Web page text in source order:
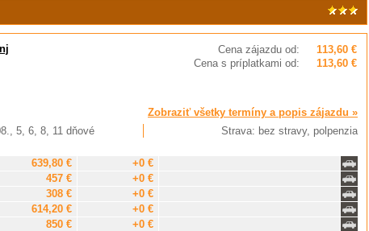
Cena zájazdu od:
113,60 €
Cena s príplatkami od:
113,60 €
Zobraziť všetky termíny a popis zájazdu »
5, 6, 8, 11 dňové Strava: bez stravy, polpenzia
639,80 €
+0 €
457 €
+0 €
308 €
+0 €
614,20 €
+0 €
850 €
+0 €